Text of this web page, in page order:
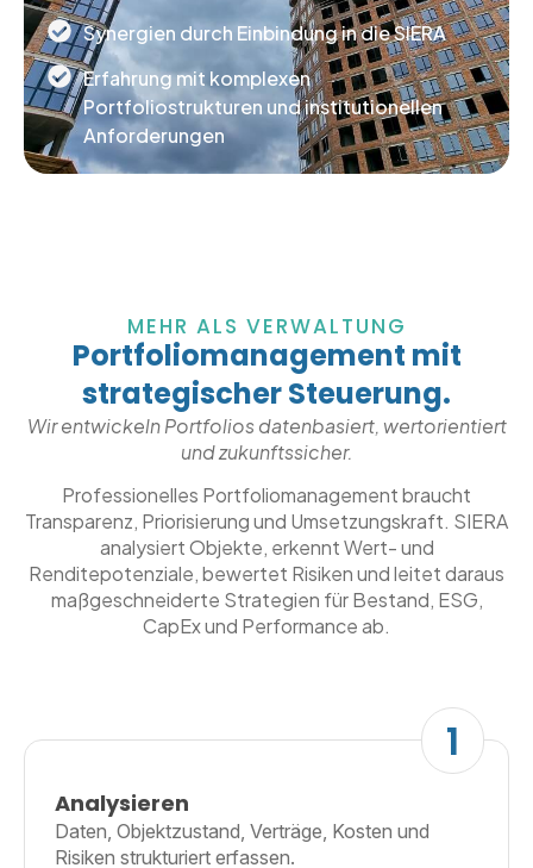
Synergien durch Einbindung in die SIERA
Erfahrung mit komplexen
Portfoliostrukturen und institutionellen
Anforderungen
MEHR ALS VERWALTUNG
Portfoliomanagement mit
strategischer Steuerung.
Wir entwickeln Portfolios datenbasiert, wertorientiert
und zukunftssicher.
Professionelles Portfoliomanagement braucht
Transparenz, Priorisierung und Umsetzungskraft. SIERA
analysiert Objekte, erkennt Wert- und
Renditepotenziale, bewertet Risiken und leitet daraus
maßgeschneiderte Strategien für Bestand, ESG,
CapEx und Performance ab.
1
Analysieren
Daten, Objektzustand, Verträge, Kosten und
Risiken strukturiert erfassen.